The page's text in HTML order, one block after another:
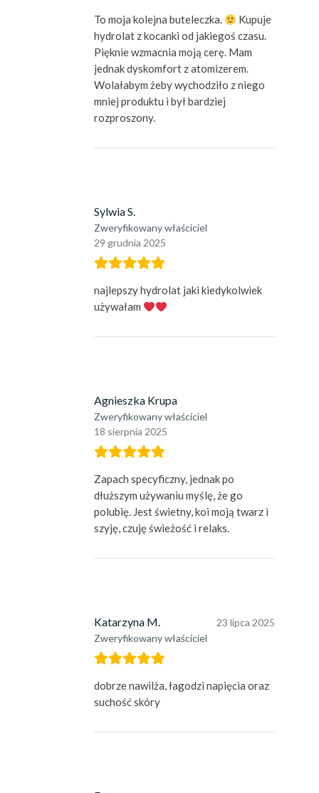
To moja kolejna buteleczka.
Kupuje
hydrolat z kocanki od jakiegoś czasu.
Pięknie wzmacnia moją cerę. Mam
jednak dyskomfort z atomizerem.
Wolałabym żeby wychodziło z niego
mniej produktu i był bardziej
rozproszony.
Sylwia S.
Zweryfikowany właściciel
29 grudnia 2025
najlepszy hydrolat jaki kiedykolwiek
używałam
Agnieszka Krupa
Zweryfikowany właściciel
18 sierpnia 2025
Zapach specyficzny, jednak po
dłuższym używaniu myślę, że go
polubię. Jest świetny, koi moją twarz i
szyję, czuję świeżość i relaks.
Katarzyna M.
Zweryfikowany właściciel
23 lipca 2025
dobrze nawilża, łagodzi napięcia oraz
suchość skóry